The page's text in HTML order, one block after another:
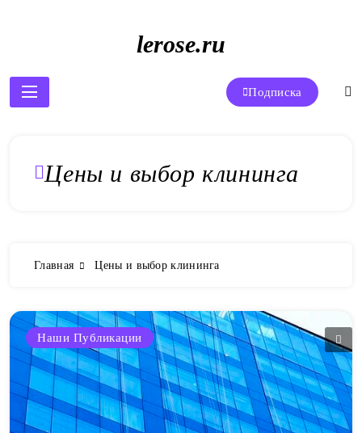
lerose.ru
Подписка
Цены и выбор клининга
Главная Цены и выбор клининга
Наши Публикации